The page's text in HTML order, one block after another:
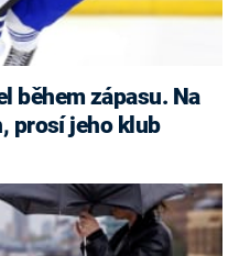
během zápasu. Na
prosí jeho klub